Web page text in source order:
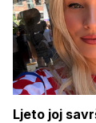
Ljeto joj